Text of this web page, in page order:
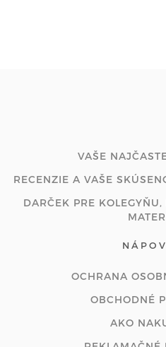
VAŠE
RECENZIE A VAŠE
DARČEK PRE
OCHRANA
OBCHODNÉ
AKO